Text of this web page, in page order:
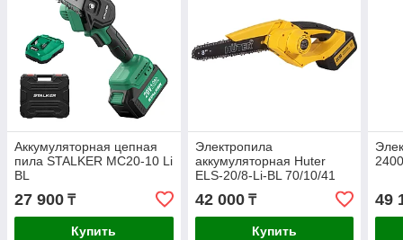
Аккумуляторная цепная
пила STALKER MC20-10 Li
BL
27 900 ₸
Купить
Электропила
аккумуляторная Huter
ELS-20/8-Li-BL 70/10/41
42 000₸
Купить
49